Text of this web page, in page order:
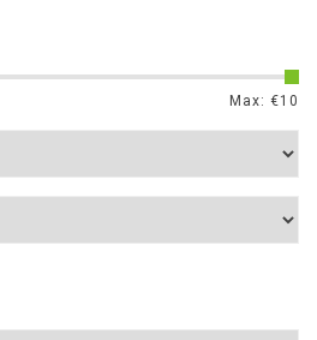
Max: €10